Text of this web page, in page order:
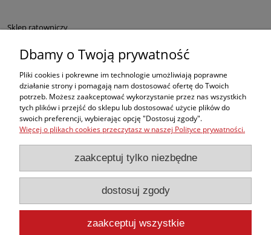
Sklep ratowniczy
Defibrylatory AED
Fantomy RKO
Sprzęt ratowniczy dla służb mundurowych
Apteczki pierwszej pomocy
, ale w naszej ofercie znajdą Państwo także inne produkty medyczne
najwyższej jakości, takie jak sprzęt do ewakuacji czy nowoczesne środki do
opatrywania oparzeń i krwotoków.
Dbamy o Twoją prywatność
Pliki cookies i pokrewne im technologie umożliwiają poprawne
działanie strony i pomagają nam dostosować ofertę do Twoich
potrzeb. Możesz zaakceptować wykorzystanie przez nas wszystkich
tych plików i przejść do sklepu lub dostosować użycie plików do
swoich preferencji, wybierając opcję "Dostosuj zgody".
Więcej o plikach cookies przeczytasz w naszej Polityce prywatności.
zaakceptuj tylko niezbędne
dostosuj zgody
zaakceptuj wszystkie